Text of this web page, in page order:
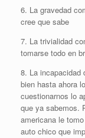
6. La gravedad
cree que sabe
7. La trivialidad
tomarse todo en
8. La incapacidad
bien hasta ahora
cuestionarnos lo
que ya sabemos.
americana le
auto chico que